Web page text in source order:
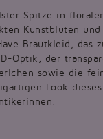
Spitze in
Kunstblüten und
Brautkleid, das
Optik, der
sowie die
Look dieses